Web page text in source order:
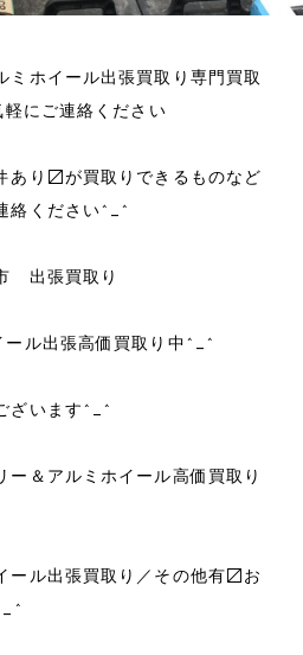
ミホイール出張買取り専門買取
にご連絡ください
あり〼が買取りできるものなど
絡ください^_^
出張買取り
ル出張高価買取り中^_^
ざいます^_^
ー＆アルミホイール高価買取り
ール出張買取り／その他有〼お